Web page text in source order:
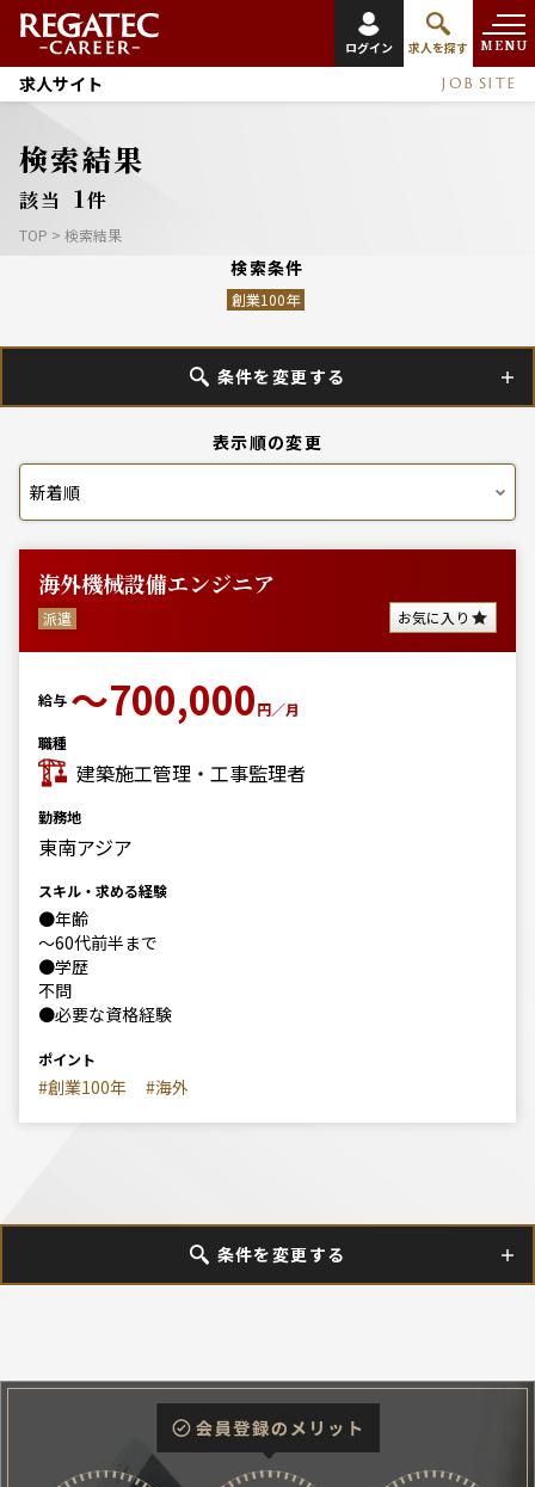
ログイン 求人を探す MENU
求人サイト JOB SITE
検索結果
該当 1件
TOP > 検索結果
検索条件
創業100年
条件を変更する
表示順の変更
海外機械設備エンジニア
派遣 お気に入り
給与 〜700,000円／月
職種
建築施工管理・工事監理者
勤務地
東南アジア
スキル・求める経験
●年齢
～60代前半まで
●学歴
不問
●必要な資格経験
ポイント
#創業100年 #海外
条件を変更する